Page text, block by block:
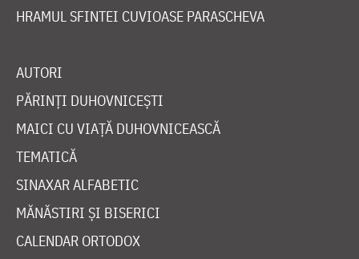
HRAMUL SFINTEI CUVIOASE PARASCHEVA
AUTORI
PĂRINȚI DUHOVNICEȘTI
MAICI CU VIAȚĂ DUHOVNICEASCĂ
TEMATICĂ
SINAXAR ALFABETIC
MĂNĂSTIRI ȘI BISERICI
CALENDAR ORTODOX